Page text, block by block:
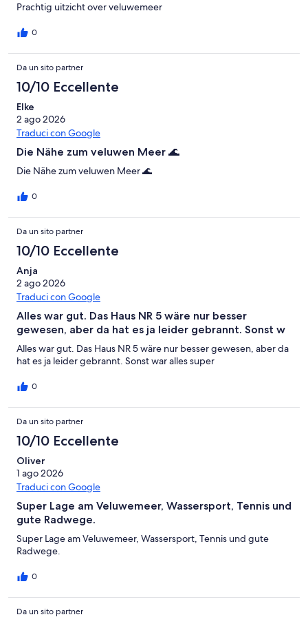
Prachtig uitzicht over veluwemeer
0
Da un sito partner
10/10 Eccellente
Elke
2 ago 2026
Traduci con Google
Die Nähe zum veluwen Meer 🌊
Die Nähe zum veluwen Meer 🌊
0
Da un sito partner
10/10 Eccellente
Anja
2 ago 2026
Traduci con Google
Alles war gut. Das Haus NR 5 wäre nur besser
gewesen, aber da hat es ja leider gebrannt. Sonst w
Alles war gut. Das Haus NR 5 wäre nur besser gewesen, aber da
hat es ja leider gebrannt. Sonst war alles super
0
Da un sito partner
10/10 Eccellente
Oliver
1 ago 2026
Traduci con Google
Super Lage am Veluwemeer, Wassersport, Tennis und
gute Radwege.
Super Lage am Veluwemeer, Wassersport, Tennis und gute
Radwege.
0
Da un sito partner